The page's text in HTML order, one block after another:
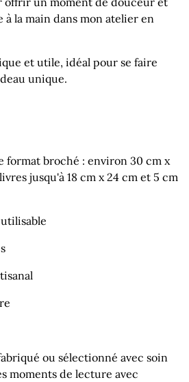
à la main dans mon atelier en
et utile, idéal pour se faire
unique.
format broché : environ 30 cm x
jusqu'à 18 cm x 24 cm et 5 cm
ou sélectionné avec soin
moments de lecture avec